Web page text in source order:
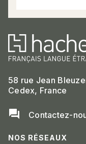
58 rue Jean
Cedex, France
question_answer Contactez-
NOS RÉSEAUX